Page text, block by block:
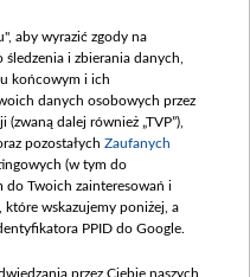
wewnętrznych
aby wyrazić zgody na
i zbierania danych,
końcowym i ich
danych osobowych przez
dalej również „TVP”),
pozostałych Zaufanych
(w tym do
do Twoich zainteresowań i
które wskazujemy poniżej, a
PPID do Google.
przez Ciebie naszych